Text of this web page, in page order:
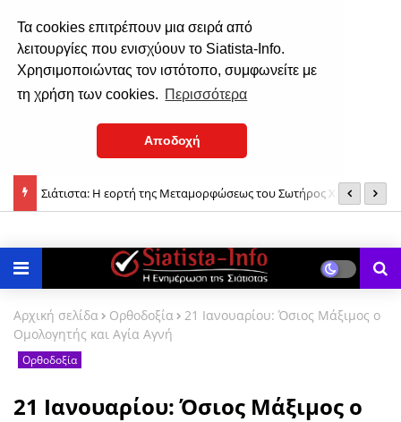
Τα cookies επιτρέπουν μια σειρά από
λειτουργίες που ενισχύουν το Siatista-Info.
Χρησιμοποιώντας τον ιστότοπο, συμφωνείτε με
τη χρήση των cookies. Περισσότερα
Αποδοχή
(φωτο)
(†) Σιατίστης Παύλος: «Εμείς το μάθημα το ξέρουμε, εκείνοι που
Αρχική σελίδα Ορθοδοξία
21 Ιανουαρίου: Όσιος Μάξιμος ο
Ομολογητής και Αγία Αγνή
Ορθοδοξία
21 Ιανουαρίου: Όσιος Μάξιμος ο